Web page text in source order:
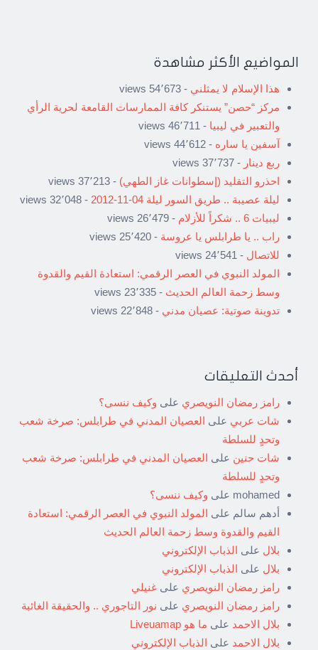
المواضيع الأكثر مشاهدة
هذا الإسلام لا يمثلني - 54٬673 views
مركز “حصن” يستنكر كافة الممارسات القامعة لحرية الرأي
والتعبير في ليبيا - 46٬711 views
آسفين يا ساره - 44٬612 views
ربع دينار - 37٬737 views
احذرو التقليد (إسطوانات غاز الطهي) - 37٬213 views
ليلة عصيبة .. طريق السور ليلة 04-11-2012
- 32٬048 views
ليبيات 6 .. شكراً للأزلام
- 26٬479 views
راب .. يا طرابلس يا عروسة - 25٬420 views
للاتصال - 24٬541 views
المولد النبوي في العصر الرقمي: استعادة القيم والقدوة
وسط زحمة العالم الحديث - 23٬335 views
تدوينة صوتية: عصيان مدني - 22٬848 views
أحدث التعليقات
رامز رمضان النويصري على وكيف ننسى؟
شات عربي على العصيان المدني في طرابلس: صرخة شعب
وتحدٍ للسلطة
شات حنين على العصيان المدني في طرابلس: صرخة شعب
وتحدٍ للسلطة
mohamed على وكيف ننسى؟
أدهم سالم على المولد النبوي في العصر الرقمي: استعادة
القيم والقدوة وسط زحمة العالم الحديث
بلال على الذباب الإلكتروني
بلال على الذباب الإلكتروني
رامز رمضان النويصري على غنيلي
رامز رمضان النويصري على نور التاجوري .. والحقيقة الغائبة
بلال الاحمد على ما هو Liveuamap
بلال الاحمد على الذباب الإلكتروني